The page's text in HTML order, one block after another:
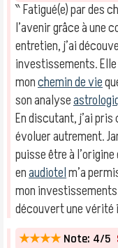
‶ Fatigué(e) par des
l’avenir grâce à une
entretien, j’ai
investissements.
monchemin de vie
son analyse
En discutant, j’ai
évoluer autrement.
puisse être à
enaudiotelm’a
mon
découvert une vérité
★★★★ Note: 4/5